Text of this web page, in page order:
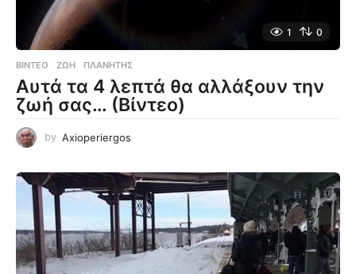
1 0
ΒΊΝΤΕΟ ΖΩΉ ,ΠΛΑΝΉΤΗΣ
Αυτά τα 4 λεπτά θα αλλάξουν την
ζωή σας… (Βίντεο)
by Axioperiergos